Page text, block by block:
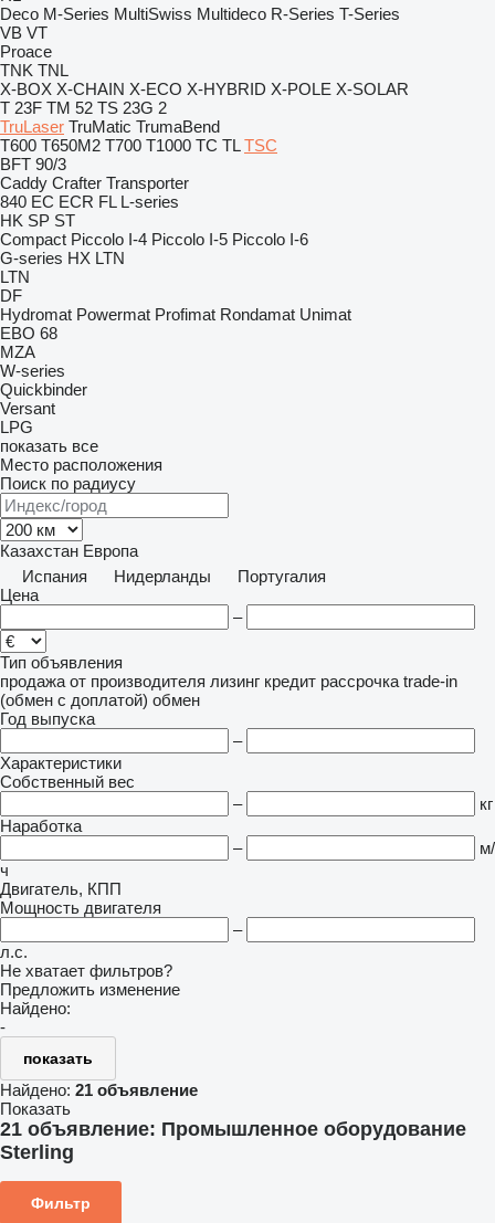
Deco M-Series MultiSwiss Multideco R-Series T-Series
VB VT
Proace
TNK TNL
X-BOX X-CHAIN X-ECO X-HYBRID X-POLE X-SOLAR
T 23F TM 52 TS 23G 2
TruLaser TruMatic TrumaBend
T600 T650M2 T700 T1000 TC TL TSC
BFT 90/3
Caddy Crafter Transporter
840 EC ECR FL L-series
HK SP ST
Compact Piccolo I-4 Piccolo I-5 Piccolo I-6
G-series HX LTN
LTN
DF
Hydromat Powermat Profimat Rondamat Unimat
EBO 68
MZA
W-series
Quickbinder
Versant
LPG
показать все
Место расположения
Поиск по радиусу
Казахстан Европа
Испания
Нидерланды
Португалия
Цена
–
Тип объявления
продажа от производителя лизинг кредит рассрочка trade-in
(обмен с доплатой) обмен
Год выпуска
–
Характеристики
Собственный вес
–
кг
Наработка
–
м/
ч
Двигатель, КПП
Мощность двигателя
–
л.с.
Не хватает фильтров?
Предложить изменение
Найдено:
-
показать
Найдено: 21 объявление
Показать
21 объявление: Промышленное оборудование
Sterling
Фильтр